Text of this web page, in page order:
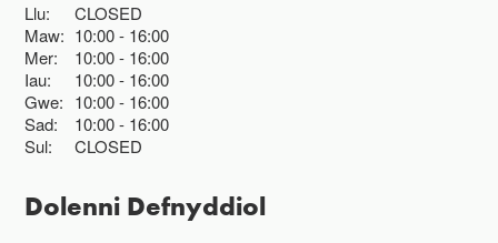
Llu:
CLOSED
Maw: 10:00 16:00
Mer:
10:00 16:00
Iau:
10:00 16:00
Gwe: 10:00 16:00
Sad:
10:00 16:00
Sul:
CLOSED
Dolenni Defnyddiol